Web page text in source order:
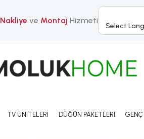
Nakliye ve Montaj Hizmeti
Select
TV ÜNITELERI DÜĞÜN PAKETLERI GENÇ